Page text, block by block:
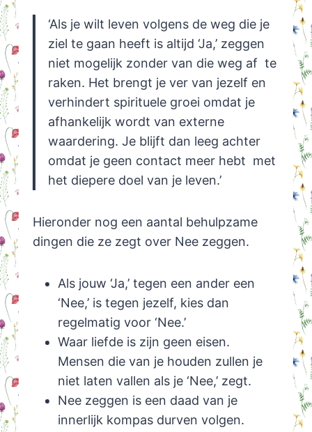
‘Als je wilt leven volgens de weg die je
ziel te gaan heeft is altijd ‘Ja,’ zeggen
niet mogelijk zonder van die weg af te
raken. Het brengt je ver van jezelf en
verhindert spirituele groei omdat je
afhankelijk wordt van externe
waardering. Je blijft dan leeg achter
omdat je geen contact meer hebt met
het diepere doel van je leven.’
Hieronder nog een aantal behulpzame
dingen die ze zegt over Nee zeggen.
Als jouw ‘Ja,’ tegen een ander een
‘Nee,’ is tegen jezelf, kies dan
regelmatig voor ‘Nee.’
Waar liefde is zijn geen eisen.
Mensen die van je houden zullen je
niet laten vallen als je ‘Nee,’ zegt.
Nee zeggen is een daad van je
innerlijk kompas durven volgen.